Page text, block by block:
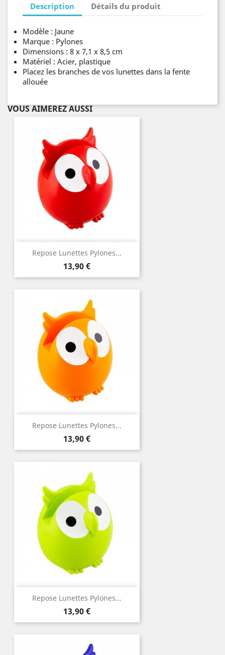
Description Détails du produit
Modèle : Jaune
Marque : Pylones
Dimensions : 8 x 7,1 x 8,5 cm
Matériel : Acier, plastique
Placez les branches de vos lunettes dans la fente
allouée
VOUS AIMEREZ AUSSI
Repose Lunettes Pylones...
Prix
13,90 €
Repose Lunettes Pylones...
Prix
13,90 €
Repose Lunettes Pylones...
Prix
13,90 €